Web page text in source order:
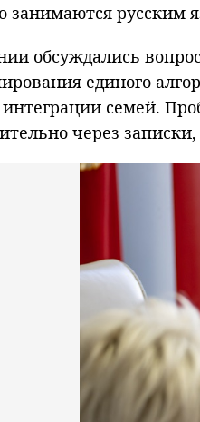
занимаются
обсуждались
единого
семей.
через